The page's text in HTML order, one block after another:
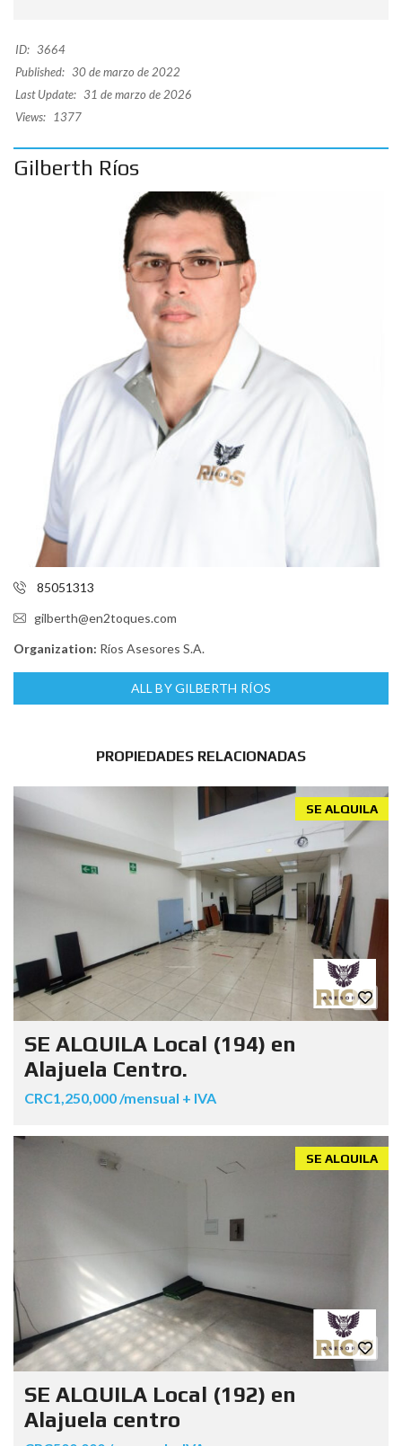
ID: 3664
Published: 30 de marzo de 2022
Last Update: 31 de marzo de 2026
Views:
1377
Gilberth Ríos
85051313
gilberth@en2toques.com
Organization: Ríos Asesores S.A.
ALL BY GILBERTH RÍOS
PROPIEDADES RELACIONADAS
SE ALQUILA
SE ALQUILA Local (194) en
Alajuela Centro.
CRC1,250,000 /mensual + IVA
SE ALQUILA
SE ALQUILA Local (192) en
Alajuela centro